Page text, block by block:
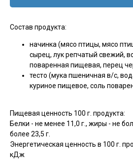
Состав продукта:
начинка (мясо птицы, мясо
сырец, лук репчатый свежий,
поваренная пищевая, перец
тесто (мука пшеничная в/с,
куриное пищевое, соль
Пищевая ценность 100 г. продукта:
Белки - не менее 11,0 г., жиры - не
более 23,5 г.
Энергетическая ценность в 100 г.
кДж